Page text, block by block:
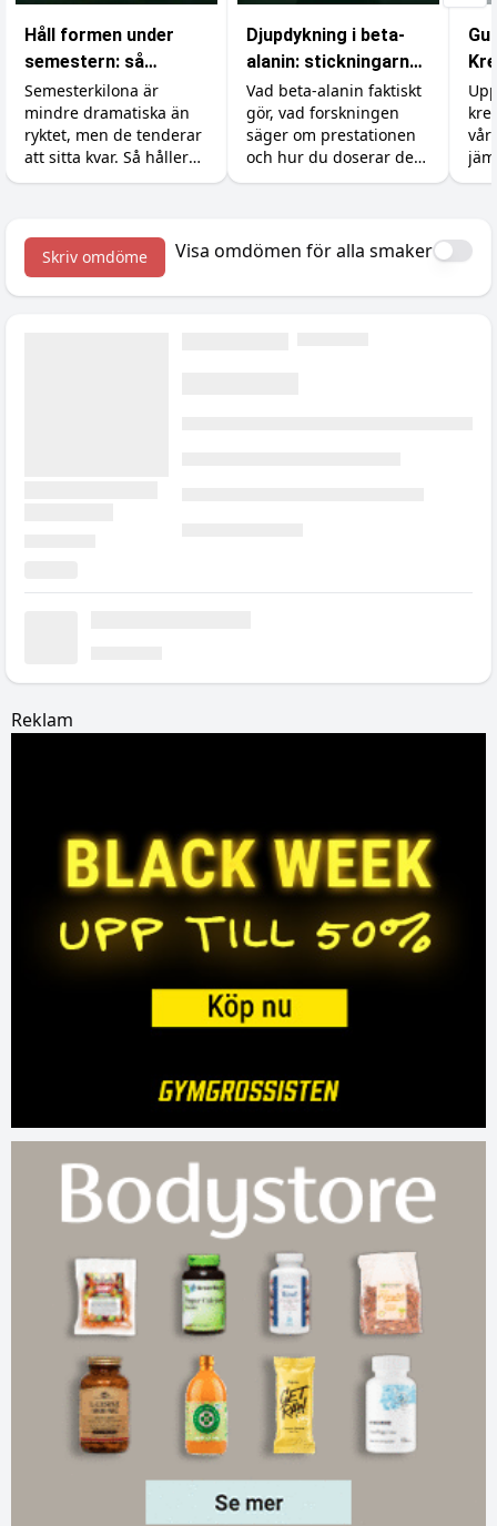
Håll formen under
semestern: så
undviker du att lägga
på dig fett
Semesterkilona är
mindre dramatiska än
ryktet, men de tenderar
att sitta kvar. Så håller
du formen utan att
tillskotten som hjälper.
Djupdykning i beta-
alanin: stickningarna,
karnosinet och
effekten
Vad beta-alanin faktiskt
gör, vad forskningen
säger om prestationen
och hur du doserar det
rätt (inklusive varför du
du
vår
Skriv omdöme Visa omdömen för alla smaker
Reklam